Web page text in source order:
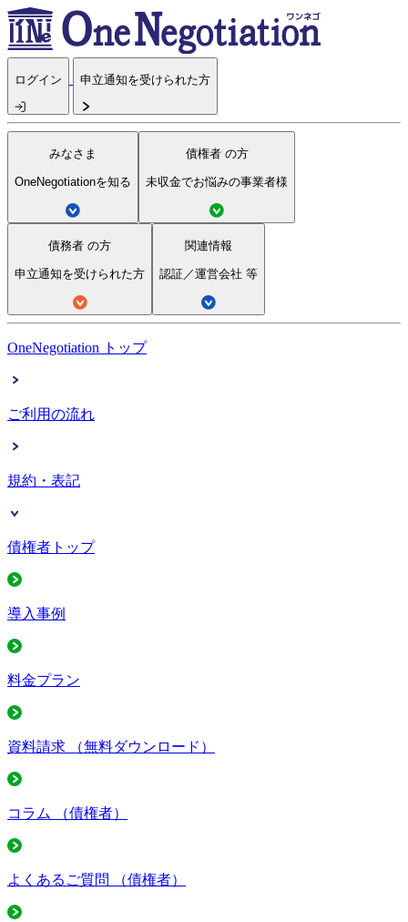
ログイン 申立通知を受けられた方
みなさま
OneNegotiationを知る
債権者 の方
未収金でお悩みの事業者様
債務者 の方
申立通知を受けられた方
関連情報
認証／運営会社 等
OneNegotiation トップ
ご利用の流れ
規約・表記
債権者トップ
導入事例
料金プラン
資料請求 （無料ダウンロード）
コラム （債権者）
よくあるご質問 （債権者）